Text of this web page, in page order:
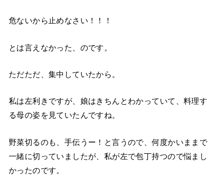
危ないから止めなさい！！！
とは言えなかった、のです。
ただただ、集中していたから。
私は左利きですが、娘はきちんとわかっていて、料理す
る母の姿を見ていたんですね。
野菜切るのも、手伝うー！と言うので、何度かいままで
一緒に切っていましたが、私が左で包丁持つので悩まし
かったのです。